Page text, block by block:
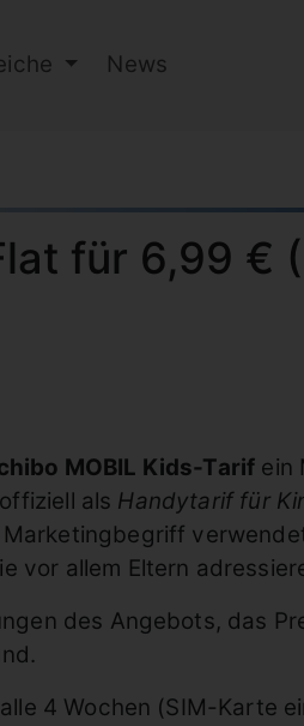
News
für 6,99 €
MOBIL Kids-Tarif ein
als Handytarif für
vor allem Eltern
des Angebots, das
4 Wochen (SIM-Karte